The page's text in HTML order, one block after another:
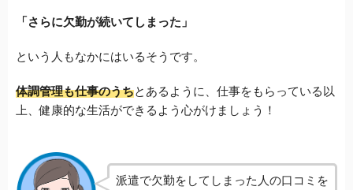
「さらに欠勤が続いてしまった」
という人もなかにはいるそうです。
体調管理も仕事のうちとあるように、仕事をもらっている以
上、健康的な生活ができるよう心がけましょう！
派遣で欠勤をしてしまった人の口コミを